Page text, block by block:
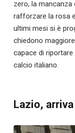
zero, la mancanza
rafforzare la rosa
ultimi mesi si è
chiedono
capace di
calcio italiano.
Lazio,